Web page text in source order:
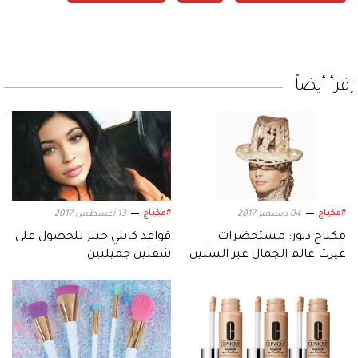
إقرأ أيضاً
#مكياج 04 ديسمبر 2017
مكياج ديور: مستحضرات
غيرت عالم الجمال عبر السنين
#مكياج 13 أغسطس 2017
قواعد كايلي جينر للحصول على
شفتين جميلتين